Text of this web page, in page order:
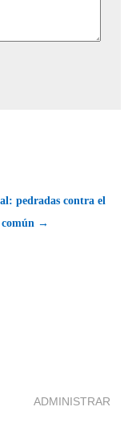
pedradas contra el
común →
ADMINISTRAR